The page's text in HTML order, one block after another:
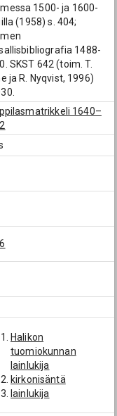
1500- ja 1600-
(1958) s. 404;
1488-
SKST 642 (toim. T.
ja R. Nyqvist, 1996)
1640–
Halikon
tuomiokunnan
lainlukija
kirkonisäntä
lainlukija